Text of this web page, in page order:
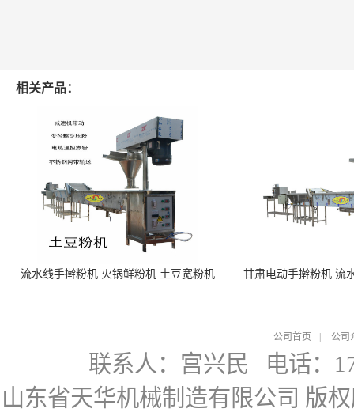
相关产品：
流水线手擀粉机 火锅鲜粉机 土豆宽粉机 甘肃电动手擀粉机 流
公司首页 公司
联系人：宫兴民 电话：
山东省天华机械制造有限公司 版